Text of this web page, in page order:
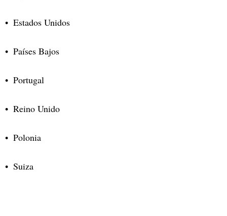
Estados Unidos
Países Bajos
Portugal
Reino Unido
Polonia
Suiza